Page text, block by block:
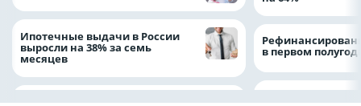
Ипотечные выдачи в России
выросли на 38% за семь
месяцев в первом